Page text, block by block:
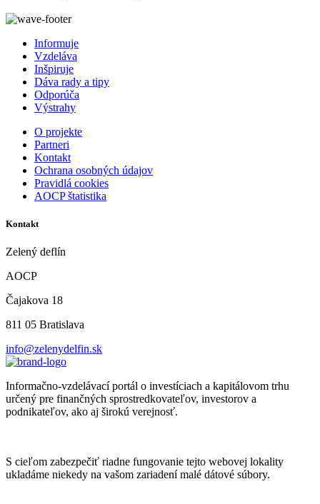
Informuje
Vzdeláva
Inšpiruje
Dáva rady a tipy
Odporúča
Výstrahy
O projekte
Partneri
Kontakt
Ochrana osobných údajov
Pravidlá cookies
AOCP štatistika
Kontakt
Zelený deflín
AOCP
Čajakova 18
811 05 Bratislava
info@zelenydelfin.sk
Informačno-vzdelávací portál o investíciach a kapitálovom trhu
určený pre finančných sprostredkovateľov, investorov a
podnikateľov, ako aj širokú verejnosť.
S cieľom zabezpečiť riadne fungovanie tejto webovej lokality
ukladáme niekedy na vašom zariadení malé dátové súbory.